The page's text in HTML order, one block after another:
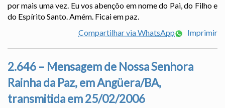
por mais uma vez. Eu vos abençôo em nome do Pai, do Filho e
do Espírito Santo. Amém. Ficai em paz.
Compartilhar via WhatsApp
Imprimir
2.646 – Mensagem de Nossa Senhora
Rainha da Paz, em Angüera/BA,
transmitida em 25/02/2006